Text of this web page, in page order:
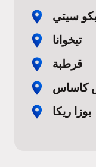
سيتي
تيخوانا
قرطبة
كاساس
بوزا ريكا